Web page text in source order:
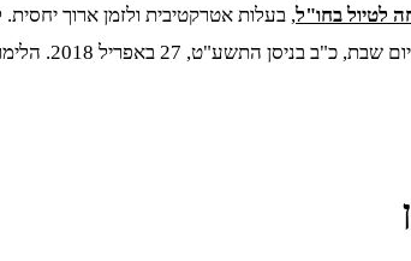
לטיול בחו"ל, בעלות אטרקטיבית ולזמן ארוך